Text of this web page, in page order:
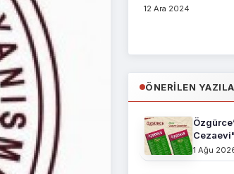
12 Ara 2024
ÖNERILEN
1 Ağu